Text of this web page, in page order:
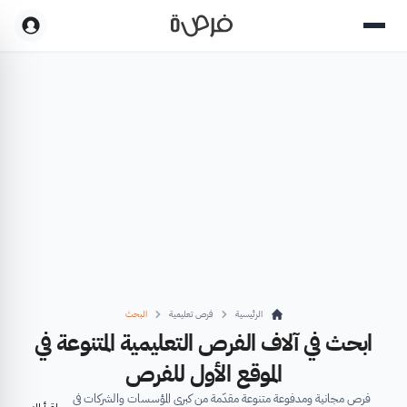
الرئيسية فرص تعليمية البحث
ابحث في آلاف الفرص التعليمية المتنوعة في
الموقع الأول للفرص
فرص مجانية ومدفوعة متنوعة مقدّمة من كبرى المؤسسات والشركات في